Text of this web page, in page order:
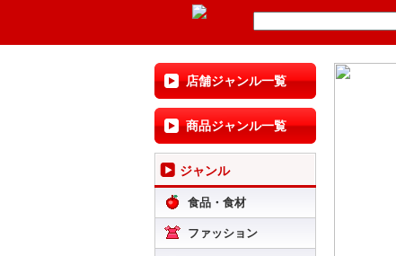
店舗ジャンル一覧
商品ジャンル一覧
ジャンル
食品・食材
ファッション